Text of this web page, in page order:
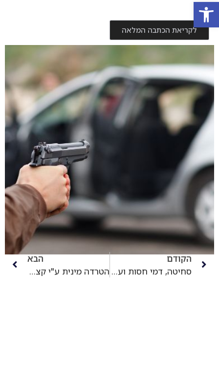
פתח סרגל נגישות
לקריאת הכתבה המלאה
הקודם
סחיטה, דמי חסות ועבירות אלימות: כתב אישום נגד משפחת הפשע כראג'ה
הבא
הטרדה מינית ע"י קציני משטרה כנגד גרושתו של עד המדינה פרשת 512